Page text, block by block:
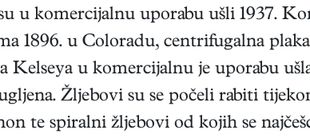
u komercijalnu uporabu ušli 1937.
1896. u Coloradu, centrifugalna
u komercijalnu je uporabu
Žljebovi su se počeli rabiti
te spiralni žljebovi od kojih se